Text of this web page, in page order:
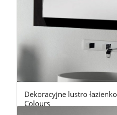
Dekoracyjne lustro
Colours